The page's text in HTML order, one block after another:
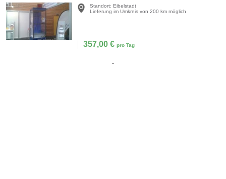
Standort: Eibelstadt
Lieferung im Umkreis von 200 km möglich
357,00 € pro Tag